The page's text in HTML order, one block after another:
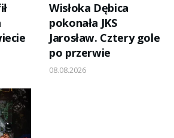
Wisłoka Dębica
pokonała JKS
Jarosław. Cztery gole
po przerwie
08.08.2026